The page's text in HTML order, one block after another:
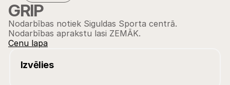
GRIP
Nodarbības notiek Siguldas Sporta centrā.
Nodarbības aprakstu lasi ZEMĀK.
Cenu lapa
Izvēlies